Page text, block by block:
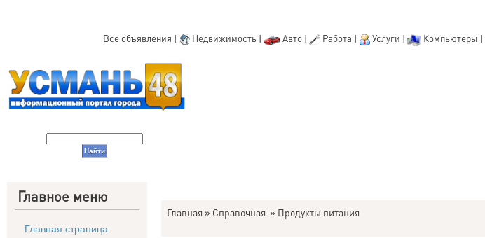
Все объявления | Недвижимость | Авто| Работа | Услуги | Компьютеры |
Главное меню
Главная страница
Главная » Справочная » Продукты питания